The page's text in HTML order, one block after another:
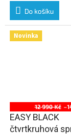
Do košíku
Novinka
12 990 Kč
EASY BLACK
čtvrtkruhová